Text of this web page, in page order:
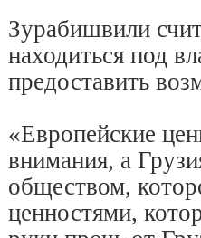
Зурабишвили
находиться под
предоставить
«Европейские
внимания, а
обществом,
ценностями,